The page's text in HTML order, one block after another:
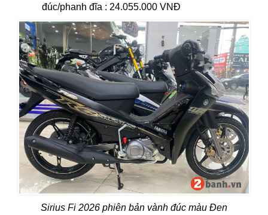
đúc/phanh đĩa : 24.055.000 VNĐ
Sirius Fi 2026 phiên bản vành đúc màu Đen